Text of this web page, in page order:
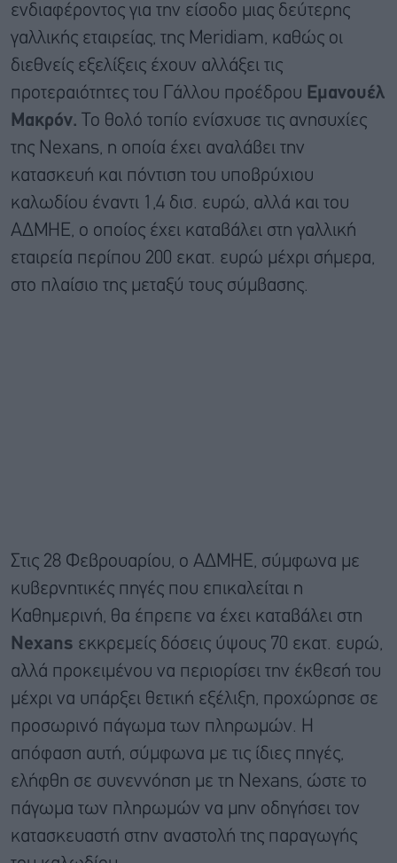
ενδιαφέροντος για την είσοδο μιας δεύτερης
γαλλικής εταιρείας, της Meridiam, καθώς οι
διεθνείς εξελίξεις έχουν αλλάξει τις
προτεραιότητες του Γάλλου προέδρου Εμανουέλ
Μακρόν. Το θολό τοπίο ενίσχυσε τις ανησυχίες
της Nexans, η οποία έχει αναλάβει την
κατασκευή και πόντιση του υποβρύχιου
καλωδίου έναντι 1,4 δισ. ευρώ, αλλά και του
ΑΔΜΗΕ, ο οποίος έχει καταβάλει στη γαλλική
εταιρεία περίπου 200 εκατ. ευρώ μέχρι σήμερα,
στο πλαίσιο της μεταξύ τους σύμβασης.
Στις 28 Φεβρουαρίου, ο ΑΔΜΗΕ, σύμφωνα με
κυβερνητικές πηγές που επικαλείται η
Καθημερινή, θα έπρεπε να έχει καταβάλει στη
Nexans εκκρεμείς δόσεις ύψους 70 εκατ. ευρώ,
αλλά προκειμένου να περιορίσει την έκθεσή του
μέχρι να υπάρξει θετική εξέλιξη, προχώρησε σε
προσωρινό πάγωμα των πληρωμών. Η
απόφαση αυτή, σύμφωνα με τις ίδιες πηγές,
ελήφθη σε συνεννόηση με τη Nexans, ώστε το
πάγωμα των πληρωμών να μην οδηγήσει τον
κατασκευαστή στην αναστολή της παραγωγής